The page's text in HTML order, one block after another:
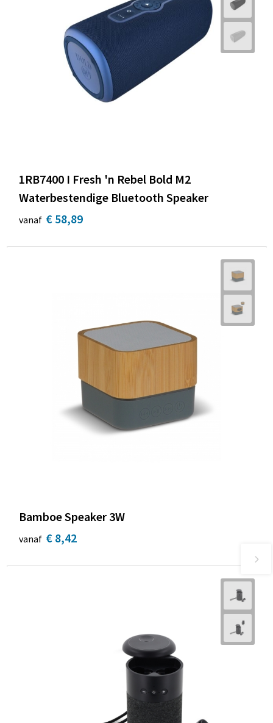
1RB7400 I Fresh 'n Rebel Bold M2
Waterbestendige Bluetooth Speaker
vanaf € 58,89
Bamboe Speaker 3W
vanaf € 8,42